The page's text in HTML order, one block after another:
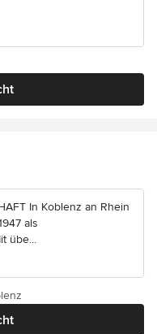
In Koblenz an Rhein
als
übe...